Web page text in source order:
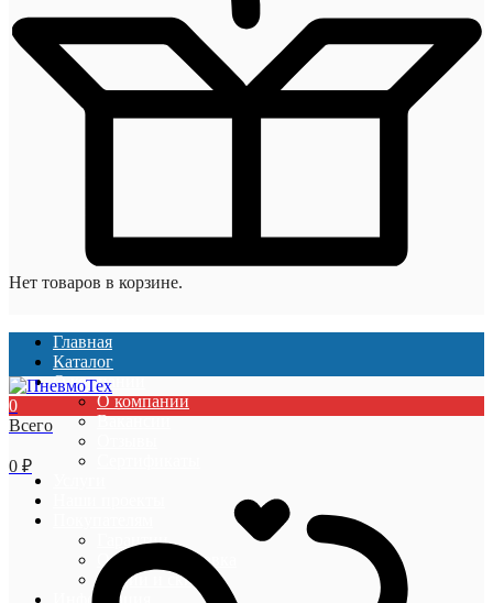
Нет товаров в корзине.
Главная
Каталог
О компании
О компании
Вакансии
Гарантии
Оплата и доставка
Акции и скидки
0
Всего
0 ₽